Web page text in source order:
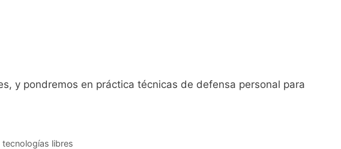
y pondremos en práctica técnicas de defensa personal para
tecnologías libres